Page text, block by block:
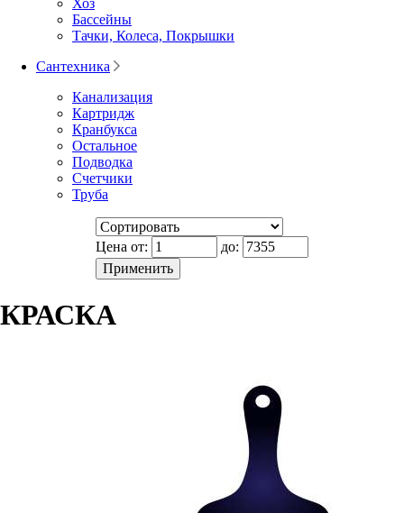
Бассейны
Тачки, Колеса, Покрышки
Сантехника
Канализация
Картридж
Кранбукса
Остальное
Подводка
Счетчики
Труба
Цена от: до:
КРАСКА